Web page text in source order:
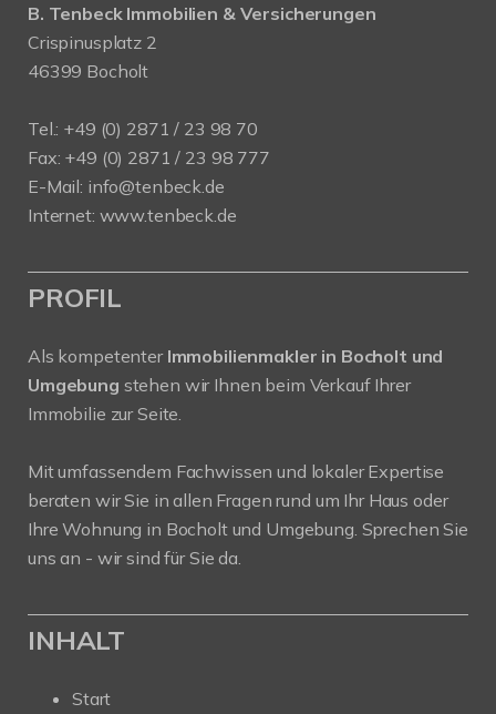
B. Tenbeck Immobilien & Versicherungen
Crispinusplatz 2
46399 Bocholt
Tel.: +49 (0) 2871 / 23 98 70
Fax: +49 (0) 2871 / 23 98 777
E-Mail: info@tenbeck.de
Internet: www.tenbeck.de
PROFIL
Als kompetenter Immobilienmakler in Bocholt und
Umgebung stehen wir Ihnen beim Verkauf Ihrer
Immobilie zur Seite.
Mit umfassendem Fachwissen und lokaler Expertise
beraten wir Sie in allen Fragen rund um Ihr Haus oder
Ihre Wohnung in Bocholt und Umgebung. Sprechen Sie
uns an - wir sind für Sie da.
INHALT
Start